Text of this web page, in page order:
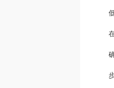
低
在
确
步